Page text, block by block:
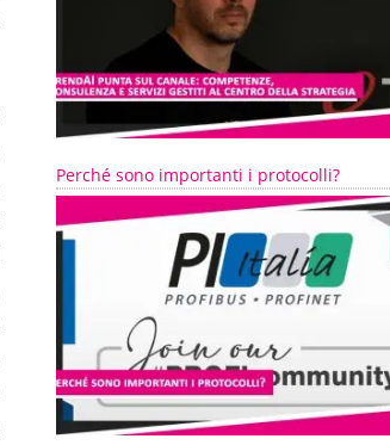
Perché sono importanti i protocolli?